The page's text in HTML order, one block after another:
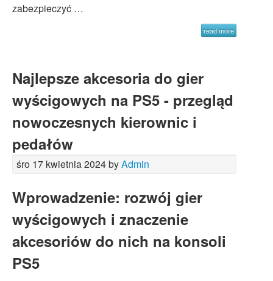
zabezpieczyć …
read more
Najlepsze akcesoria do gier
wyścigowych na PS5 - przegląd
nowoczesnych kierownic i
pedałów
śro 17 kwietnia 2024 byAdmin
Wprowadzenie: rozwój gier
wyścigowych i znaczenie
akcesoriów do nich na konsoli
PS5